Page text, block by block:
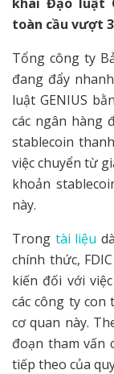
toàn cầu vượt
Tổng công ty
đang đẩy
luật GENIUS
các ngân hàng
stablecoin
việc chuyển từ
khoản
này.
Trong tài liệu
chính thức,
kiến đối với
các công ty con
cơ quan này.
đoạn tham vấn
tiếp theo của